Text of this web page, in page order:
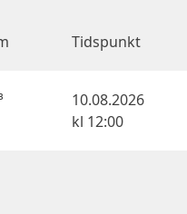
Tidspunkt
10.08.2026
kl 12:00